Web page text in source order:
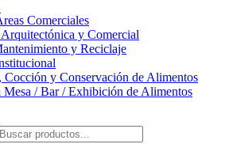
Comerciales
y Comercial
y Reciclaje
Cocción y Conservación de Alimentos
Mesa / Bar / Exhibición de Alimentos